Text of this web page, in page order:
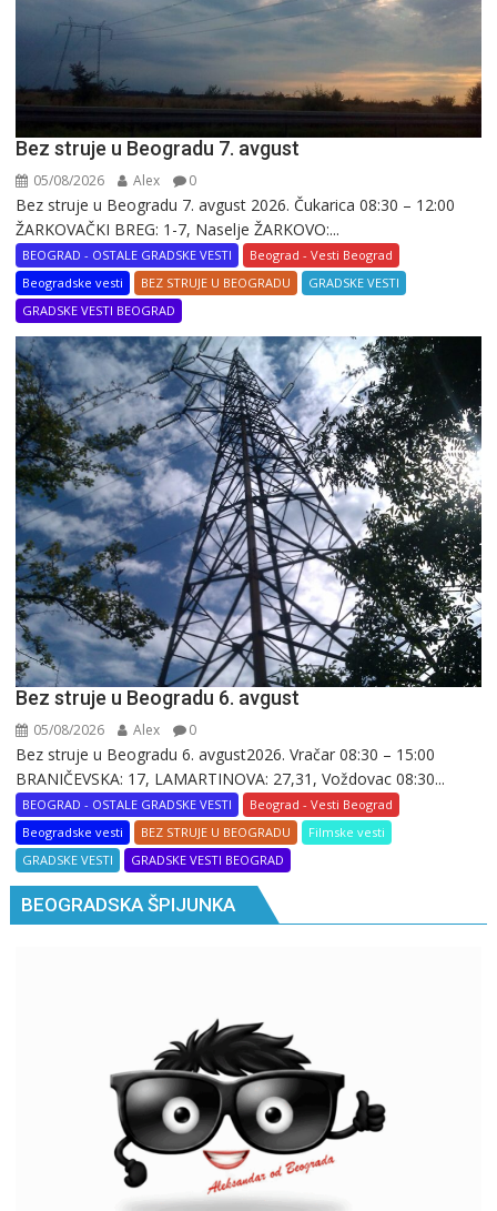
Bez struje u Beogradu 7. avgust
05/08/2026 Alex 0
Bez struje u Beogradu 7. avgust 2026. Čukarica 08:30 – 12:00
ŽARKOVAČKI BREG: 1-7, Naselje ŽARKOVO:...
BEOGRAD - OSTALE GRADSKE VESTI
Beograd - Vesti Beograd
Beogradske vesti
BEZ STRUJE U BEOGRADU
GRADSKE VESTI
GRADSKE VESTI BEOGRAD
Bez struje u Beogradu 6. avgust
05/08/2026 Alex 0
Bez struje u Beogradu 6. avgust2026. Vračar 08:30 – 15:00
BRANIČEVSKA: 17, LAMARTINOVA: 27,31, Voždovac 08:30...
BEOGRAD - OSTALE GRADSKE VESTI
Beograd - Vesti Beograd
Beogradske vesti
BEZ STRUJE U BEOGRADU
Filmske vesti
GRADSKE VESTI
GRADSKE VESTI BEOGRAD
BEOGRADSKA ŠPIJUNKA